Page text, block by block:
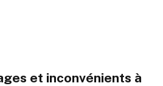
et inconvénients à